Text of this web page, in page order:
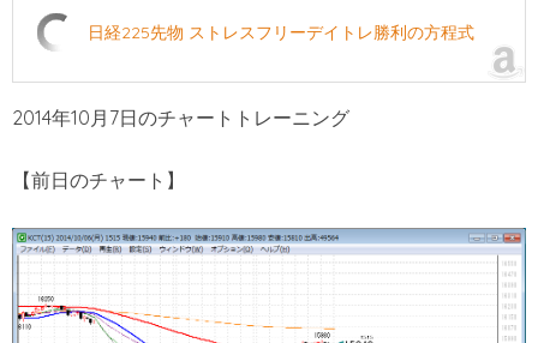
日経225先物 ストレスフリーデイトレ勝利の方程式
2014年10月7日のチャートトレーニング
【前日のチャート】